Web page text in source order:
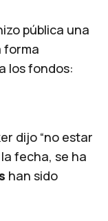
pública una
forma
los fondos:
dijo “no estar
fecha, se ha
han sido